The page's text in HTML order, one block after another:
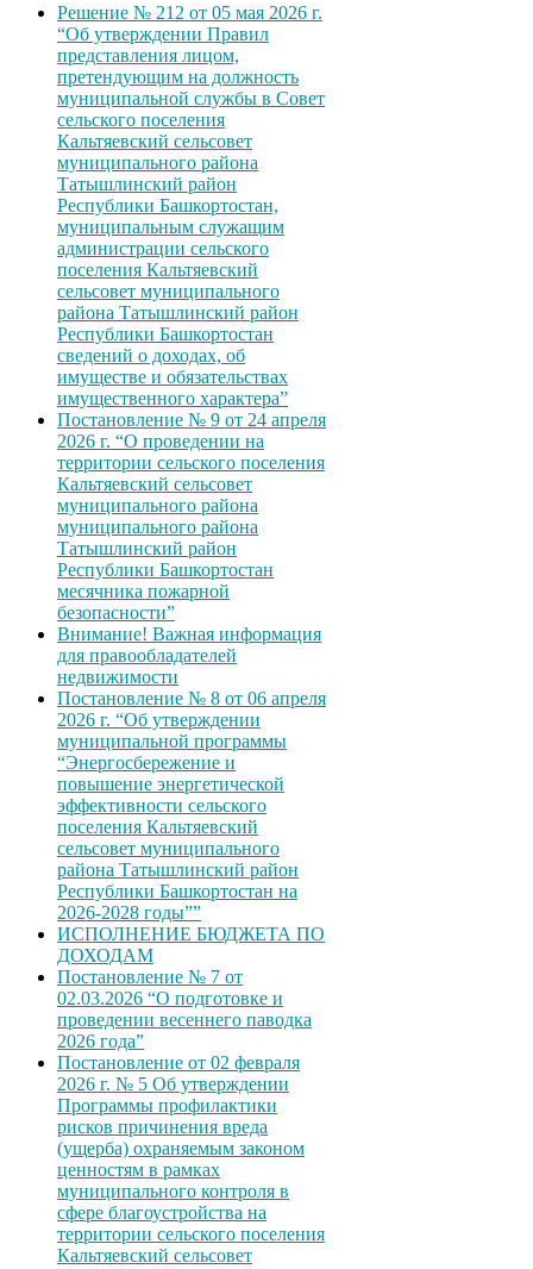
Решение № 212 от 05 мая 2026 г.
“Об утверждении Правил
представления лицом,
претендующим на должность
муниципальной службы в Совет
сельского поселения
Кальтяевский сельсовет
муниципального района
Татышлинский район
Республики Башкортостан,
муниципальным служащим
администрации сельского
поселения Кальтяевский
сельсовет муниципального
района Татышлинский район
Республики Башкортостан
сведений о доходах, об
имуществе и обязательствах
имущественного характера”
Постановление № 9 от 24 апреля
2026 г. “О проведении на
территории сельского поселения
Кальтяевский сельсовет
муниципального района
муниципального района
Татышлинский район
Республики Башкортостан
месячника пожарной
безопасности”
Внимание! Важная информация
для правообладателей
недвижимости
Постановление № 8 от 06 апреля
2026 г. “Об утверждении
муниципальной программы
“Энергосбережение и
повышение энергетической
эффективности сельского
поселения Кальтяевский
сельсовет муниципального
района Татышлинский район
Республики Башкортостан на
2026-2028 годы””
ИСПОЛНЕНИЕ БЮДЖЕТА ПО
ДОХОДАМ
Постановление № 7 от
02.03.2026 “О подготовке и
проведении весеннего паводка
2026 года”
Постановление от 02 февраля
2026 г. № 5 Об утверждении
Программы профилактики
рисков причинения вреда
(ущерба) охраняемым законом
ценностям в рамках
муниципального контроля в
сфере благоустройства на
территории сельского поселения
Кальтяевский сельсовет